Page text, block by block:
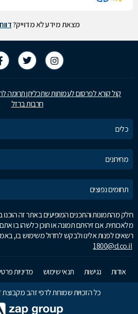
מצאת מידע לא מדוייק?
קול קורא לפרסום לעמותות שתכליתן תרומה
חרבות ברזל
כלים
מחירונים
תחומים נפוצים
חלק מהתמונות והתכנים המופיעים באתר זה הוכנו
מלאכותית. אם זיהיתם תמונה או תוכן כלשהו בו אתם
רשאים לפנות אלינו ולבקש לחדול משימוש בו,
1800@d.co.il
אודות נגישות תנאי שימוש מדיניות
כל הזכויות שמורות לדפי זהב מקבוצת